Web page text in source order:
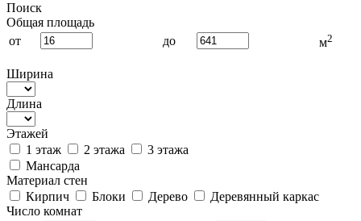
Поиск
Общая площадь
от
до м2
Ширина
Длина
Этажей
1 этаж
2 этажа
3 этажа
Мансарда
Материал стен
Кирпич
Блоки Дерево
Деревянный каркас
Число комнат